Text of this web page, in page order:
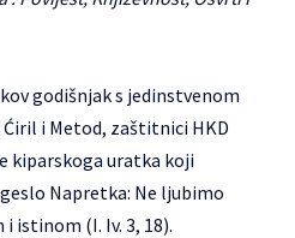
godišnjak s jedinstvenom
i Metod, zaštitnici HKD
kiparskoga uratka koji
Napretka: Ne ljubimo
istinom (I. Iv. 3, 18).